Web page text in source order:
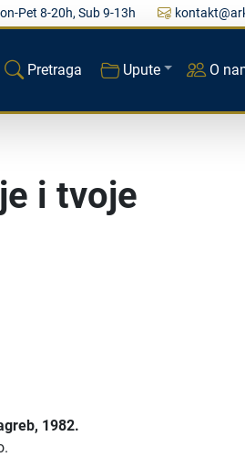
Pet 8-20h, Sub 9-13h
Pretraga Upute O
i tvoje
, 1982.